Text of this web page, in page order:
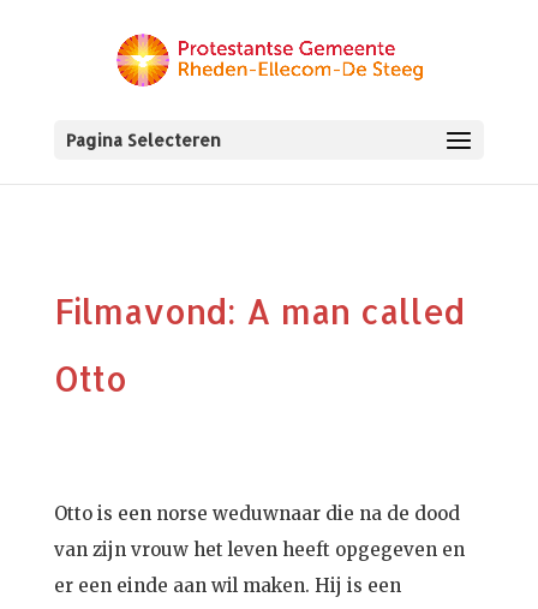
Pagina Selecteren
Filmavond: A man called
Otto
Otto is een norse weduwnaar die na de dood
van zijn vrouw het leven heeft opgegeven en
er een einde aan wil maken. Hij is een